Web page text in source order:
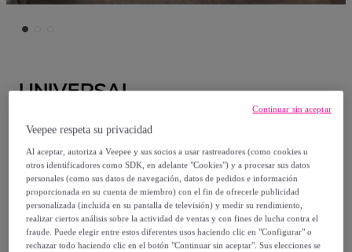
UNIVERSAL
HL-ETHNIC Alfombra geométrica de pelo
corto en color crema, varias medidas
disponibles
Desde
84,95 €
Veepee respeta su privacidad
Al aceptar, autoriza a Veepee y sus socios a usar rastreadores (como cookies u
otros identificadores como SDK, en adelante "Cookies") y a procesar sus datos
personales (como sus datos de navegación, datos de pedidos e información
proporcionada en su cuenta de miembro) con el fin de ofrecerle publicidad
personalizada (incluida en su pantalla de televisión) y medir su rendimiento,
realizar ciertos análisis sobre la actividad de ventas y con fines de lucha contra el
fraude. Puede elegir entre estos diferentes usos haciendo clic en "Configurar" o
rechazar todo haciendo clic en el botón "Continuar sin aceptar". Sus elecciones se
Continuar sin aceptar